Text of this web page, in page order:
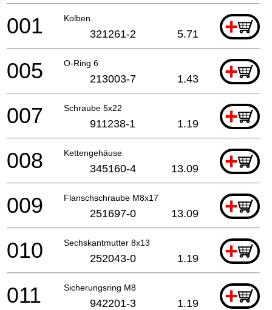
Kolben +
001 321261-2 5.71
O-Ring 6 +
005 213003-7 1.43
Schraube 5x22 +
007 911238-1 1.19
Kettengehäuse +
008 345160-4 13.09
Flanschschraube M8x17 +
009 251697-0 13.09
Sechskantmutter 8x13 +
010 252043-0 1.19
Sicherungsring M8 +
011 942201-3 1.19